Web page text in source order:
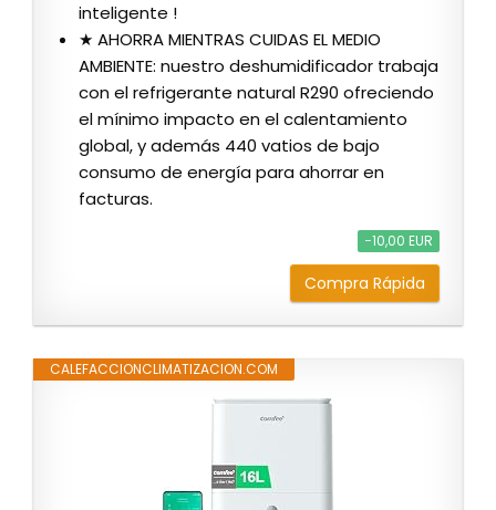
inteligente !
★ AHORRA MIENTRAS CUIDAS EL MEDIO
AMBIENTE: nuestro deshumidificador trabaja
con el refrigerante natural R290 ofreciendo
el mínimo impacto en el calentamiento
global, y además 440 vatios de bajo
consumo de energía para ahorrar en
facturas.
−10,00 EUR
Compra Rápida
CALEFACCIONCLIMATIZACION.COM